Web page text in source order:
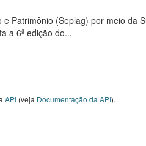
Patrimônio (Seplag) por meio da
a 6ª edição do...
API (veja Documentação da API).